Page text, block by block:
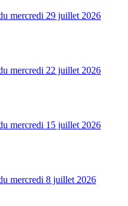
mercredi 29 juillet 2026
mercredi 22 juillet 2026
mercredi 15 juillet 2026
mercredi 8 juillet 2026